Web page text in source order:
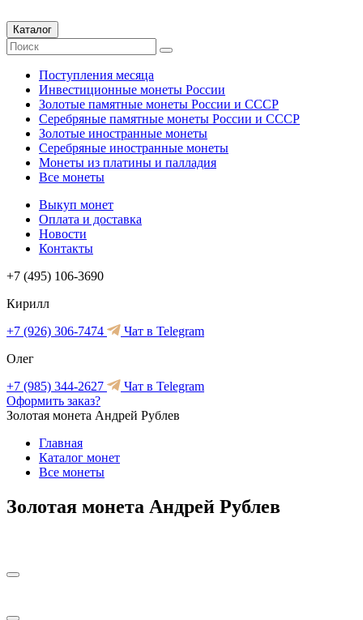
Каталог
Поступления месяца
Инвестиционные монеты России
Золотые памятные монеты России и СССР
Серебряные памятные монеты России и СССР
Золотые иностранные монеты
Серебряные иностранные монеты
Монеты из платины и палладия
Все монеты
Выкуп монет
Оплата и доставка
Новости
Контакты
+7 (495) 106-3690
Кирилл
+7 (926) 306-7474
Чат в Telegram
Олег
+7 (985) 344-2627
Чат в Telegram
Оформить заказ?
Золотая монета Андрей Рублев
Главная
Каталог монет
Все монеты
Золотая монета Андрей Рублев